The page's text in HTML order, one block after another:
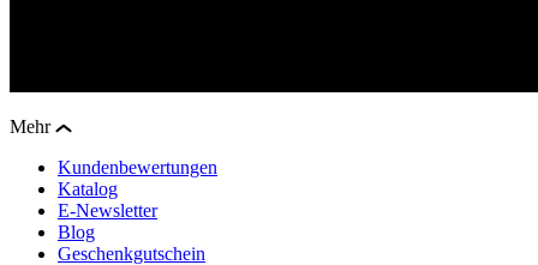
Mehr
Kundenbewertungen
Katalog
E-Newsletter
Blog
Geschenkgutschein